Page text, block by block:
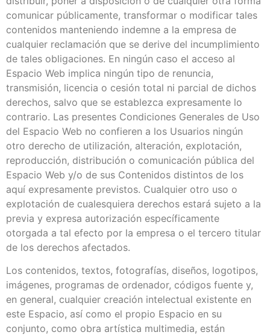
comunicar públicamente, transformar o modificar tales
contenidos manteniendo indemne a la empresa de
cualquier reclamación que se derive del incumplimiento
de tales obligaciones. En ningún caso el acceso al
Espacio Web implica ningún tipo de renuncia,
transmisión, licencia o cesión total ni parcial de dichos
derechos, salvo que se establezca expresamente lo
contrario. Las presentes Condiciones Generales de Uso
del Espacio Web no confieren a los Usuarios ningún
otro derecho de utilización, alteración, explotación,
reproducción, distribución o comunicación pública del
Espacio Web y/o de sus Contenidos distintos de los
aquí expresamente previstos. Cualquier otro uso o
explotación de cualesquiera derechos estará sujeto a la
previa y expresa autorización específicamente
otorgada a tal efecto por la empresa o el tercero titular
de los derechos afectados.
Los contenidos, textos, fotografías, diseños, logotipos,
imágenes, programas de ordenador, códigos fuente y,
en general, cualquier creación intelectual existente en
este Espacio, así como el propio Espacio en su
conjunto, como obra artística multimedia, están